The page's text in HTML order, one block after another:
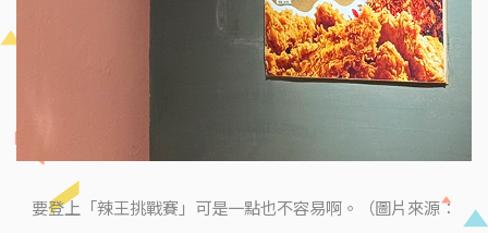
要登上「辣王挑戰賽」可是一點也不容易啊。（圖片來源：